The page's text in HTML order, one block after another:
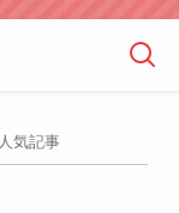
人気記事